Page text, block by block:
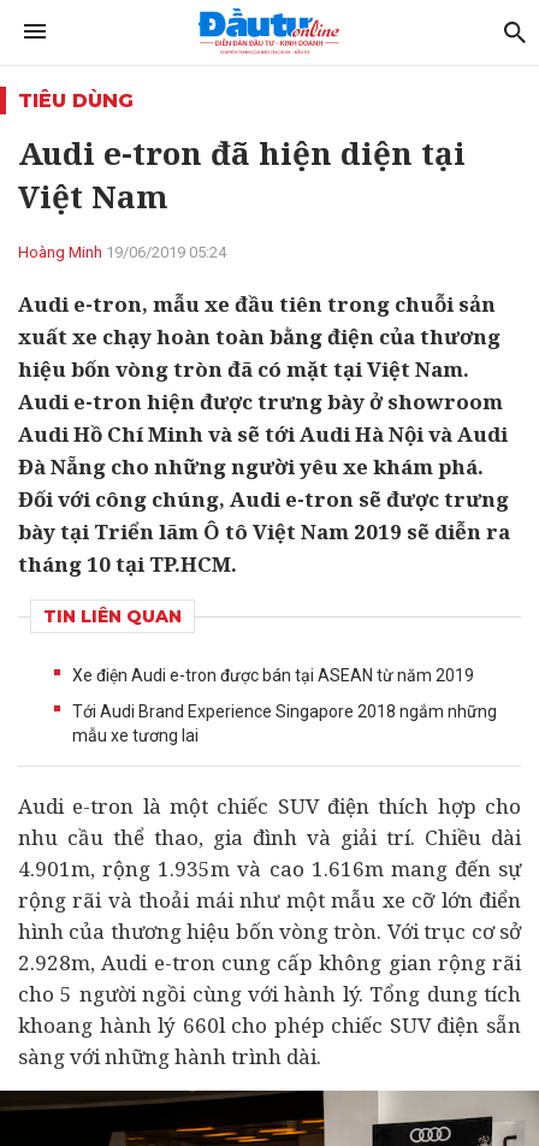
TIÊU DÙNG
Audi e-tron đã hiện diện tại
Việt Nam
Hoàng Minh 19/06/2019 05:24
Audi e-tron, mẫu xe đầu tiên trong chuỗi sản
xuất xe chạy hoàn toàn bằng điện của thương
hiệu bốn vòng tròn đã có mặt tại Việt Nam.
Audi e-tron hiện được trưng bày ở showroom
Audi Hồ Chí Minh và sẽ tới Audi Hà Nội và Audi
Đà Nẵng cho những người yêu xe khám phá.
Đối với công chúng, Audi e-tron sẽ được trưng
bày tại Triển lãm Ô tô Việt Nam 2019 sẽ diễn ra
tháng 10 tại TP.HCM.
TIN LIÊN QUAN
Xe điện Audi e-tron được bán tại ASEAN từ năm 2019
Tới Audi Brand Experience Singapore 2018 ngắm những
mẫu xe tương lai
Audi e-tron là một chiếc SUV điện thích hợp cho
nhu cầu thể thao, gia đình và giải trí. Chiều dài
4.901m, rộng 1.935m và cao 1.616m mang đến sự
rộng rãi và thoải mái như một mẫu xe cỡ lớn điển
hình của thương hiệu bốn vòng tròn. Với trục cơ sở
2.928m, Audi e-tron cung cấp không gian rộng rãi
cho 5 người ngồi cùng với hành lý. Tổng dung tích
khoang hành lý 660l cho phép chiếc SUV điện sẵn
sàng với những hành trình dài.